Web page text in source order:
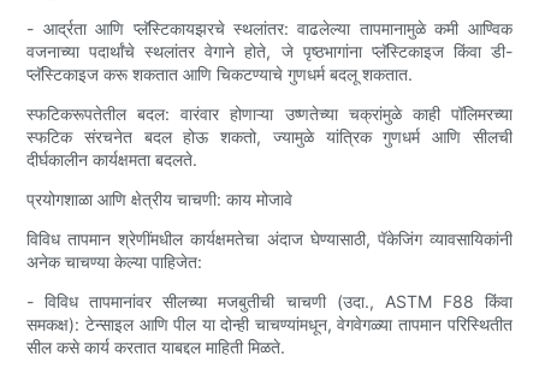
- आर्द्रता आणि प्लॅस्टिकायझरचे स्थलांतर: वाढलेल्या तापमानामुळे कमी आण्विक
वजनाच्या पदार्थांचे स्थलांतर वेगाने होते, जे पृष्ठभागांना प्लॅस्टिकाइज किंवा डी-
प्लॅस्टिकाइज करू शकतात आणि चिकटण्याचे गुणधर्म बदलू शकतात.
स्फटिकरूपतेतील बदल: वारंवार होणाऱ्या उष्णतेच्या चक्रांमुळे काही पॉलिमरच्या
स्फटिक संरचनेत बदल होऊ शकतो, ज्यामुळे यांत्रिक गुणधर्म आणि सीलची
दीर्घकालीन कार्यक्षमता बदलते.
प्रयोगशाळा आणि क्षेत्रीय चाचणी: काय मोजावे
विविध तापमान श्रेणींमधील कार्यक्षमतेचा अंदाज घेण्यासाठी, पॅकेजिंग व्यावसायिकांनी
अनेक चाचण्या केल्या पाहिजेत:
- विविध तापमानांवर सीलच्या मजबुतीची चाचणी (उदा., ASTM F88 किंवा
समकक्ष): टेन्साइल आणि पील या दोन्ही चाचण्यांमधून, वेगवेगळ्या तापमान परिस्थितीत
सील कसे कार्य करतात याबद्दल माहिती मिळते.